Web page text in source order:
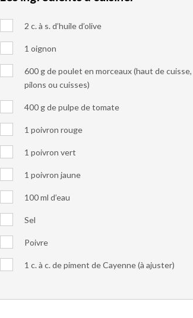
2 c. à s. d’huile d’olive
1 oignon
600 g de poulet en morceaux (haut de cuisse,
pilons ou cuisses)
400 g de pulpe de tomate
1 poivron rouge
1 poivron vert
1 poivron jaune
100 ml d’eau
Sel
Poivre
1 c. à c. de piment de Cayenne (à ajuster)